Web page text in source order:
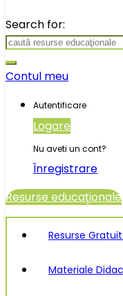
Search for:
Contul meu
Autentificare
Logare
Nu aveti un cont?
Înregistrare
Resurse educaţionale
Resurse
Materiale